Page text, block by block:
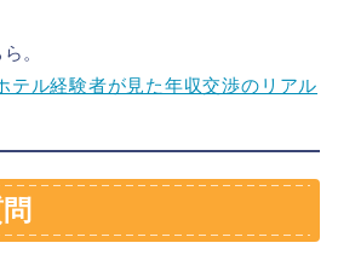
。
テル経験者が見た年収交渉のリアル